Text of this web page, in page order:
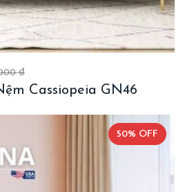
₫
Cassiopeia GN46
50% OFF